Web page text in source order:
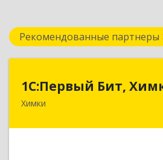
Рекомендованные партнеры
1С:Первый Бит,
Химки141402, Московская обл,